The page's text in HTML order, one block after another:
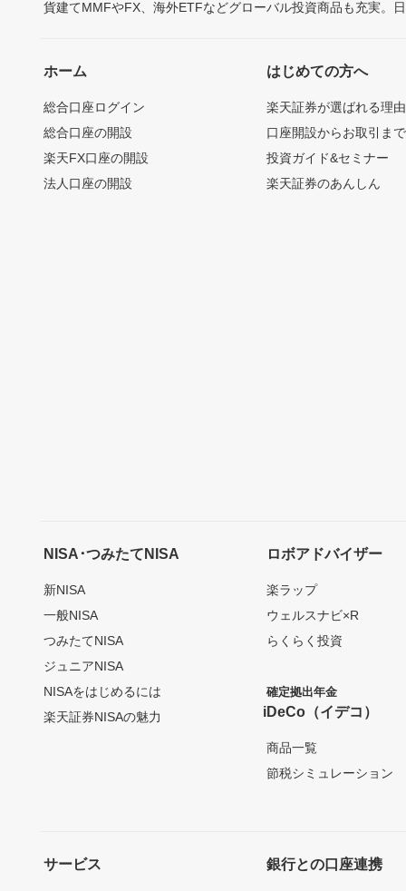
貨建てMMFやFX、海外ETFなどグローバル投資商品も充実。
ホーム
総合口座ログイン
総合口座の開設
楽天FX口座の開設
法人口座の開設
はじめての方へ
楽天証券が選ばれる理由
口座開設からお取引ま
投資ガイド&セミナー
楽天証券のあんしん
NISA･つみたてNISA
新NISA
一般NISA
つみたてNISA
ジュニアNISA
NISAをはじめるには
楽天証券NISAの魅力
ロボアドバイザー
楽ラップ
ウェルスナビ×R
らくらく投資
確定拠出年金
iDeCo（イデコ）
商品一覧
節税シミュレーション
サービス 銀行との口座連携